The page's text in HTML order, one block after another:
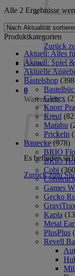
Es
Zurück
Suche
nach:
0
Warenkorb
Es befinden
Zurück zum
Alle 2 Ergebnisse
Produktkategorien
Aktuell: Alles
Aktuell: Spiel
Aktuelle
Bastelshop
Glorex
Knorr
Kreul
Marabu
Prickeln
Bauecke (978)
BRIO
BRIO
Cobi
Games
Gecko
GraviTrax
Kapla
Metal
PlusPlus
Revell